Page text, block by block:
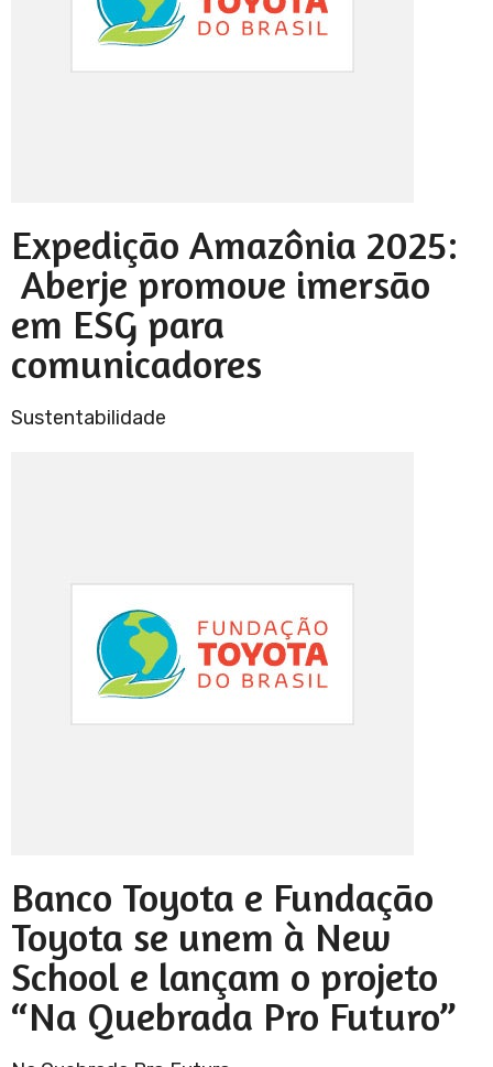
Expedição Amazônia 2025:
Aberje promove imersão
em ESG para
comunicadores
Sustentabilidade
Banco Toyota e Fundação
Toyota se unem à New
School e lançam o projeto
“Na Quebrada Pro Futuro”